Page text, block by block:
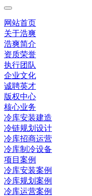
网站首页
关于浩爽
浩爽简介
资质荣誉
执行团队
企业文化
诚聘英才
版权中心
核心业务
冷库安装建造
冷链规划设计
冷库招商运营
冷库制冷设备
项目案例
冷库安装案例
冷库规划案例
冷库运营案例